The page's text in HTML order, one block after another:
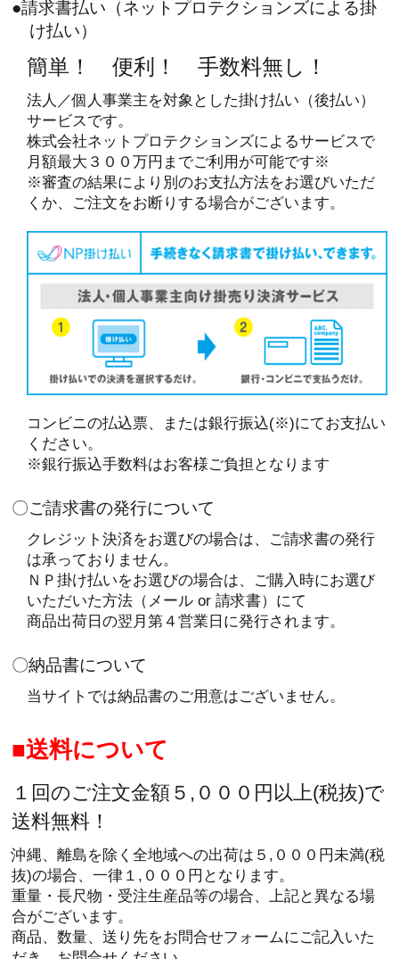
●請求書払い（ネットプロテクションズによる掛
け払い）
簡単！ 便利！ 手数料無し！
法人／個人事業主を対象とした掛け払い（後払い）
サービスです。
株式会社ネットプロテクションズによるサービスで
月額最大３００万円までご利用が可能です※
※審査の結果により別のお支払方法をお選びいただ
くか、ご注文をお断りする場合がございます。
コンビニの払込票、または銀行振込(※)にてお支払い
ください。
※銀行振込手数料はお客様ご負担となります
〇ご請求書の発行について
クレジット決済をお選びの場合は、ご請求書の発行
は承っておりません。
ＮＰ掛け払いをお選びの場合は、ご購入時にお選び
いただいた方法（メール or 請求書）にて
商品出荷日の翌月第４営業日に発行されます。
〇納品書について
当サイトでは納品書のご用意はございません。
送料について
１回のご注文金額５,０００円以上(税抜)で
送料無料！
沖縄、離島を除く全地域への出荷は５,０００円未満(税
抜)の場合、一律１,０００円となります。
重量・長尺物・受注生産品等の場合、上記と異なる場
合がございます。
商品、数量、送り先をお問合せフォームにご記入いた